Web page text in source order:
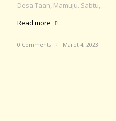
Desa Taan, Mamuju. Sabtu,…
Read more
0 Comments / Maret 4, 2023